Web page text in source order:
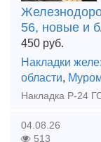
56, новые и
450 руб.
Накладки
области,
04.08.26
513